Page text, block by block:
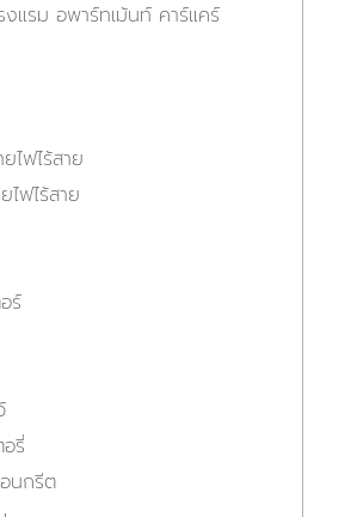
งแรม อพาร์ทเม้นท์ คาร์แคร์
ไฟไร้สาย
ไฟไร้สาย
ร์
รี่
นกรีต